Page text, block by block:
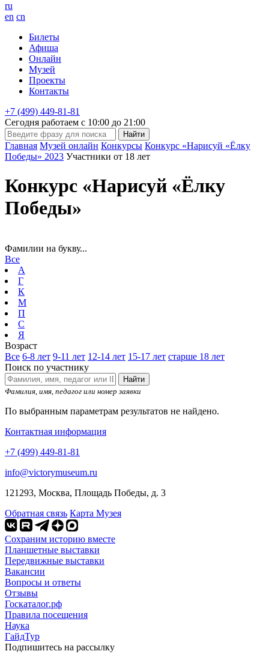
ru
en cn
Билеты
Афиша
Онлайн
Музей
Проекты
Контакты
+7 (499) 449-81-81
Сегодня работаем с 10:00 до 21:00
Главная Музей онлайн Конкурсы Конкурс «Нарисуй «Ёлку
Победы» 2023 Участники от 18 лет
Конкурс «Нарисуй «Ёлку
Победы»
Фамилии на букву...
Все
А
Г
К
М
П
С
Я
Возраст
Все 6-8 лет 9-11 лет 12-14 лет 15-17 лет старше 18 лет
Поиск по участнику
Найти
Фамилия, имя, педагог или номер заявки
По выбранным параметрам результатов не найдено.
Контактная информация
+7 (499) 449-81-81
info@victorymuseum.ru
121293, Москва, Площадь Победы, д. 3
Обратная связь Карта Музея
Сохраним историю вместе
Планшетные выставки
Передвижные выставки
Вакансии
Вопросы и ответы
Отзывы
Госкаталог.рф
Правила посещения
Наука
ГайдТур
Подпишитесь на рассылку